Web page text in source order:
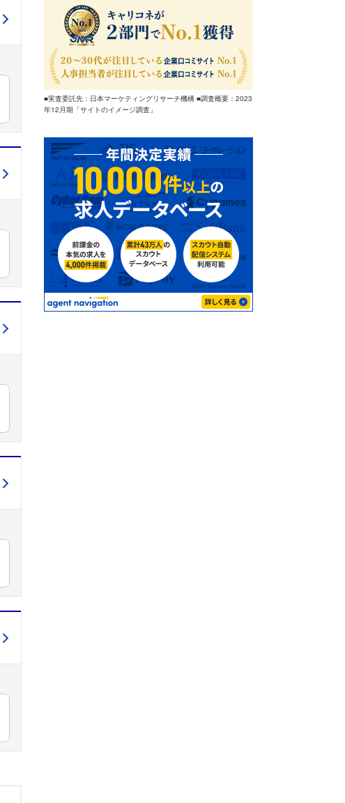
■実査委託先：日本マーケティングリサーチ機構 ■調査概要：2023
年12月期「サイトのイメージ調査」